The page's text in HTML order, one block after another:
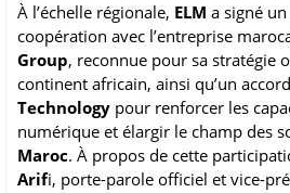
À l’échelle régionale, ELM a signé
coopération avec l’entreprise
Group, reconnue pour sa stratégie
continent africain, ainsi qu’un
Technology pour renforcer les
numérique et élargir le champ des
Maroc. À propos de cette
Arifi, porte-parole officiel et vice-